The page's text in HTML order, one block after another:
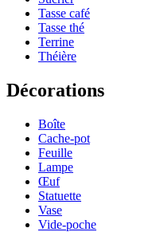
Tasse café
Tasse thé
Terrine
Théière
Décorations
Boîte
Cache-pot
Feuille
Lampe
Œuf
Statuette
Vase
Vide-poche